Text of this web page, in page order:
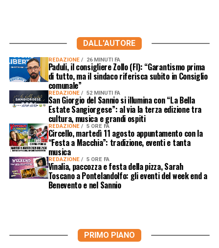
DALL'AUTORE
REDAZIONE 26 MINUTI FA
Paduli, il consigliere Zollo (FI): “Garantismo prima
di tutto, ma il sindaco riferisca subito in Consiglio
comunale”
REDAZIONE 52 MINUTI FA
San Giorgio del Sannio si illumina con “La Bella
Estate Sangiorgese”: al via la terza edizione tra
cultura, musica e grandi ospiti
REDAZIONE 5 ORE FA
Circello, martedì 11 agosto appuntamento con la
“Festa a Macchia”: tradizione, eventi e tanta
musica
REDAZIONE 5 ORE FA
Vinalia, paccozza e festa della pizza, Sarah
Toscano a Pontelandolfo: gli eventi del week end a
Benevento e nel Sannio
PRIMO PIANO